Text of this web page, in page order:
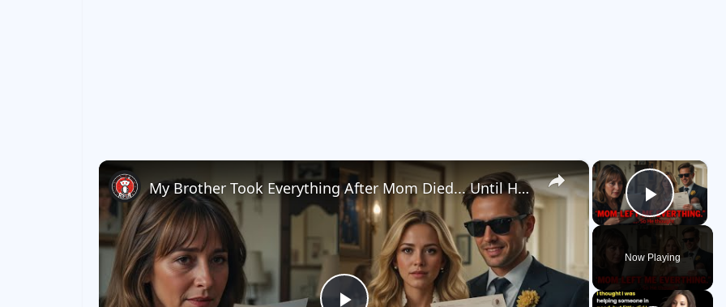
×
Play
Now Playing
×
My Brother Took Everything After Mom Died... Until He Read the Will